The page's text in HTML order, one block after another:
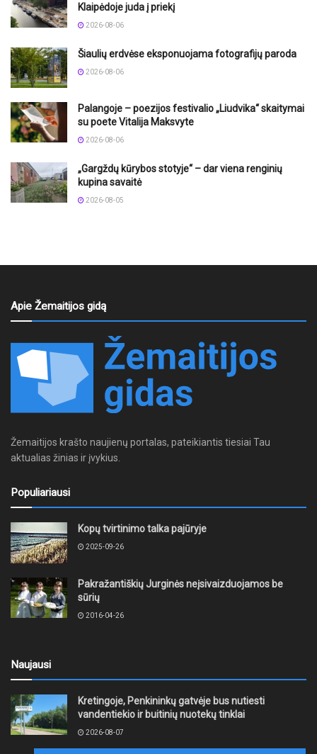
Klaipėdoje juda į priekį
2026-08-06
Šiaulių erdvėse eksponuojama fotografijų paroda
2026-08-06
Palangoje – poezijos festivalio „Liudvika“ skaitymai
su poete Vitalija Maksvyte
2026-08-06
„Gargždų kūrybos stotyje“ – dar viena renginių
kupina savaitė
2026-08-05
Apie Žemaitijos gidą
Žemaitijos krašto naujienų portalas, pateikiantis tiesiai Tau
aktualias žinias ir įvykius.
Populiariausi
Kopų tvirtinimo talka pajūryje
2025-09-26
Pakražantiškių Jurginės neįsivaizduojamos be
sūrių
2016-04-26
Naujausi
Kretingoje, Penkininkų gatvėje bus nutiesti
vandentiekio ir buitinių nuotekų tinklai
2026-08-07